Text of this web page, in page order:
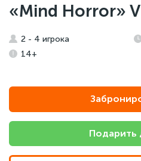
«Mind Horror»
2 - 4 игрока
14+
Подарить